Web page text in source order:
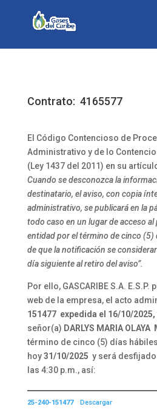
Contrato: 4165577
El Código Contencioso de
Administrativo y de lo
(Ley 1437 del 2011) en su
Cuando se desconozca la
destinatario, el aviso, con copia
administrativo, se publicará en la
todo caso en un lugar de acceso
entidad por el término de cinco (5)
de que la notificación se
día siguiente al retiro del aviso”.
Por ello, GASCARIBE S.A. E.S.P.
web de la empresa, el acto
151477 expedida el 16/10/2025,
señor(a) DARLYS MARIA OLAYA
término de cinco (5) días
hoy31/10/2025 y será
las 4:30 p.m., así:
25-240-151477 Descargar